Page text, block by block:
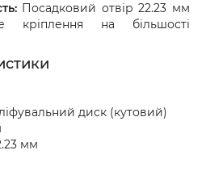
Посадковий отвір 22.23 мм
кріплення на більшості
диск (кутовий)
мм